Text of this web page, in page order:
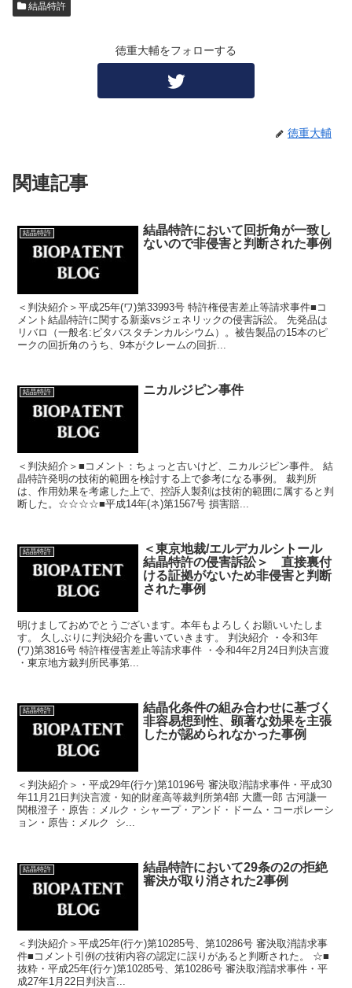
結晶特許
徳重大輔をフォローする
徳重大輔
関連記事
結晶特許
結晶特許において回折角が一致し
ないので非侵害と判断された事例
＜判決紹介＞平成25年(ワ)第33993号 特許権侵害差止等請求事件■コ
メント結晶特許に関する新薬vsジェネリックの侵害訴訟。 先発品は
リバロ（一般名:ピタバスタチンカルシウム）。被告製品の15本のピ
ークの回折角のうち、9本がクレームの回折...
結晶特許 ニカルジピン事件
＜判決紹介＞■コメント：ちょっと古いけど、ニカルジピン事件。 結
晶特許発明の技術的範囲を検討する上で参考になる事例。 裁判所
は、作用効果を考慮した上で、控訴人製剤は技術的範囲に属すると判
断した。☆☆☆☆■平成14年(ネ)第1567号 損害賠...
結晶特許
＜東京地裁/エルデカルシトール
結晶特許の侵害訴訟＞ 直接裏付
ける証拠がないため非侵害と判断
された事例
明けましておめでとうございます。本年もよろしくお願いいたしま
す。 久しぶりに判決紹介を書いていきます。 判決紹介 ・令和3年
(ワ)第3816号 特許権侵害差止等請求事件 ・令和4年2月24日判決言渡
・東京地方裁判所民事第...
結晶特許
結晶化条件の組み合わせに基づく
非容易想到性、顕著な効果を主張
したが認められなかった事例
＜判決紹介＞・平成29年(行ケ)第10196号 審決取消請求事件・平成30
年11月21日判決言渡・知的財産高等裁判所第4部 大鷹一郎 古河謙一
関根澄子・原告：メルク・シャープ・アンド・ドーム・コーポレーシ
ョン・原告：メルク シ...
結晶特許
結晶特許において29条の2の拒絶
審決が取り消された2事例
＜判決紹介＞平成25年(行ケ)第10285号、第10286号 審決取消請求事
件■コメント引例の技術内容の認定に誤りがあると判断された。 ☆■
抜粋・平成25年(行ケ)第10285号、第10286号 審決取消請求事件・平
成27年1月22日判決言...